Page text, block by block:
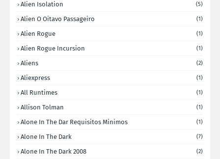
Alien Isolation (5)
Alien O Oitavo Passageiro (1)
Alien Rogue (1)
Alien Rogue Incursion (1)
Aliens (2)
Aliexpress (1)
All Runtimes (1)
Allison Tolman (1)
Alone In The Dar Requisitos Minimos (1)
Alone In The Dark (7)
Alone In The Dark 2008 (2)